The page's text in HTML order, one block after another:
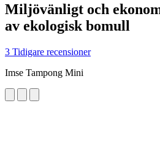
Miljövänligt och
av ekologisk bomull
3 Tidigare recensioner
Imse Tampong Mini